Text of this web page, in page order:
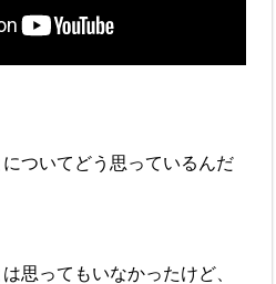
についてどう思っているんだ
思ってもいなかったけど、